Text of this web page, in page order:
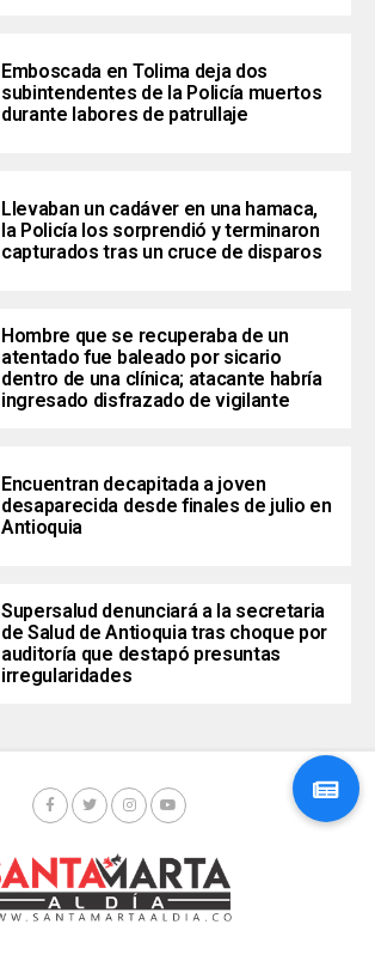
Emboscada en Tolima deja dos
subintendentes de la Policía muertos
durante labores de patrullaje
Llevaban un cadáver en una hamaca,
la Policía los sorprendió y terminaron
capturados tras un cruce de disparos
Hombre que se recuperaba de un
atentado fue baleado por sicario
dentro de una clínica; atacante habría
ingresado disfrazado de vigilante
Encuentran decapitada a joven
desaparecida desde finales de julio en
Antioquia
Supersalud denunciará a la secretaria
de Salud de Antioquia tras choque por
auditoría que destapó presuntas
irregularidades